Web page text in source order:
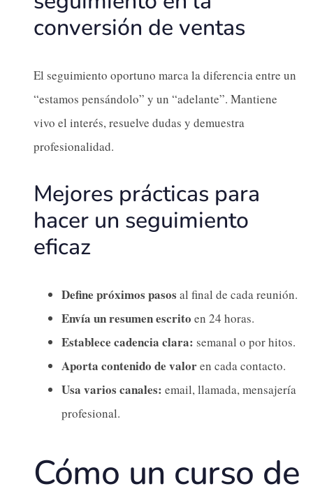
conversión de ventas
El seguimiento oportuno marca la diferencia entre un
“estamos pensándolo” y un “adelante”. Mantiene
vivo el interés, resuelve dudas y demuestra
profesionalidad.
Mejores prácticas para
hacer un seguimiento
eficaz
Define próximos pasos al final de cada reunión.
Envía un resumen escrito en 24 horas.
Establece cadencia clara: semanal o por hitos.
Aporta contenido de valoren cada contacto.
Usa varios canales: email, llamada, mensajería
profesional.
Cómo un curso de